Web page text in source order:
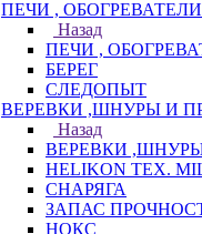
ПЕЧИ , ОБОГРЕВАТЕЛИ
Назад
ПЕЧИ ,
БЕРЕГ
СЛЕДОПЫТ
ВЕРЕВКИ ,ШНУРЫ И
Назад
ВЕРЕВКИ
HELIKON TEX.
СНАРЯГА
ЗАПАС
НОКС